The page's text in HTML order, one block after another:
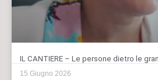
IL CANTIERE – Le persone dietro le
15 Giugno 2026